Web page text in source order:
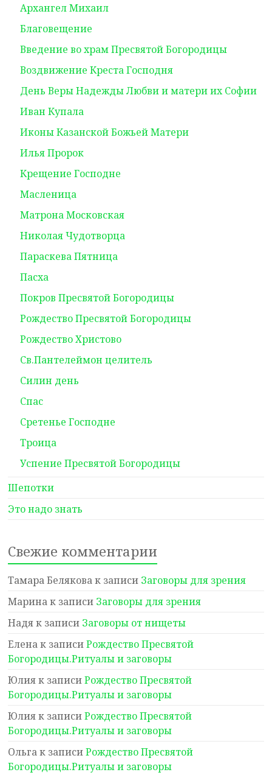
Архангел Михаил
Благовещение
Введение во храм Пресвятой Богородицы
Воздвижение Креста Господня
День Веры Надежды Любви и матери их Софии
Иван Купала
Иконы Казанской Божьей Матери
Илья Пророк
Крещение Господне
Масленица
Матрона Московская
Николая Чудотворца
Параскева Пятница
Пасха
Покров Пресвятой Богородицы
Рождество Пресвятой Богородицы
Рождество Христово
Св.Пантелеймон целитель
Силин день
Спас
Сретенье Господне
Троица
Успение Пресвятой Богородицы
Шепотки
Это надо знать
Свежие комментарии
Тамара Беляковак записи Заговоры для зрения
Маринак записи Заговоры для зрения
Надяк записи Заговоры от нищеты
Еленак записиРождество Пресвятой
Богородицы.Ритуалы и заговоры
Юлияк записиРождество Пресвятой
Богородицы.Ритуалы и заговоры
Юлияк записиРождество Пресвятой
Богородицы.Ритуалы и заговоры
Ольгак записиРождество Пресвятой
Богородицы.Ритуалы и заговоры